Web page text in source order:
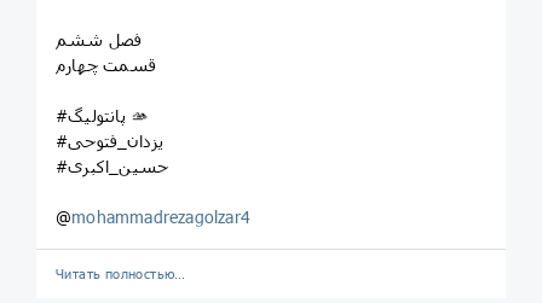
فصل ششم
قسمت چهارم
#پانتولیگ 🫴
#یزدان_فتوحی
#حسین_اکبری
@mohammadrezagolzar4
Читать полностью…